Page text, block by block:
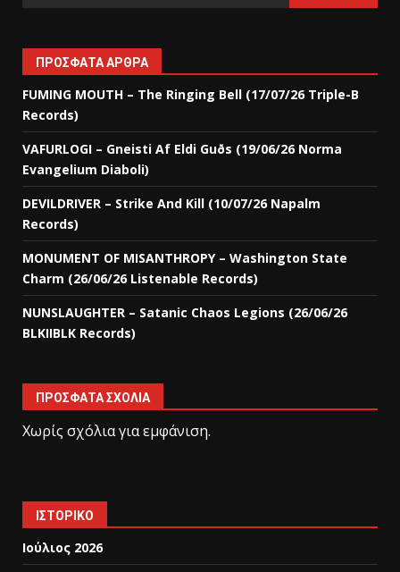
ΠΡΌΣΦΑΤΑ ΆΡΘΡΑ
FUMING MOUTH – The Ringing Bell (17/07/26 Triple-B
Records)
VAFURLOGI – Gneisti Af Eldi Guðs (19/06/26 Norma
Evangelium Diaboli)
DEVILDRIVER – Strike And Kill (10/07/26 Napalm
Records)
MONUMENT OF MISANTHROPY – Washington State
Charm (26/06/26 Listenable Records)
NUNSLAUGHTER – Satanic Chaos Legions (26/06/26
BLKIIBLK Records)
ΠΡΌΣΦΑΤΑ ΣΧΌΛΙΑ
Χωρίς σχόλια για εμφάνιση.
ΙΣΤΟΡΙΚΌ
Ιούλιος 2026